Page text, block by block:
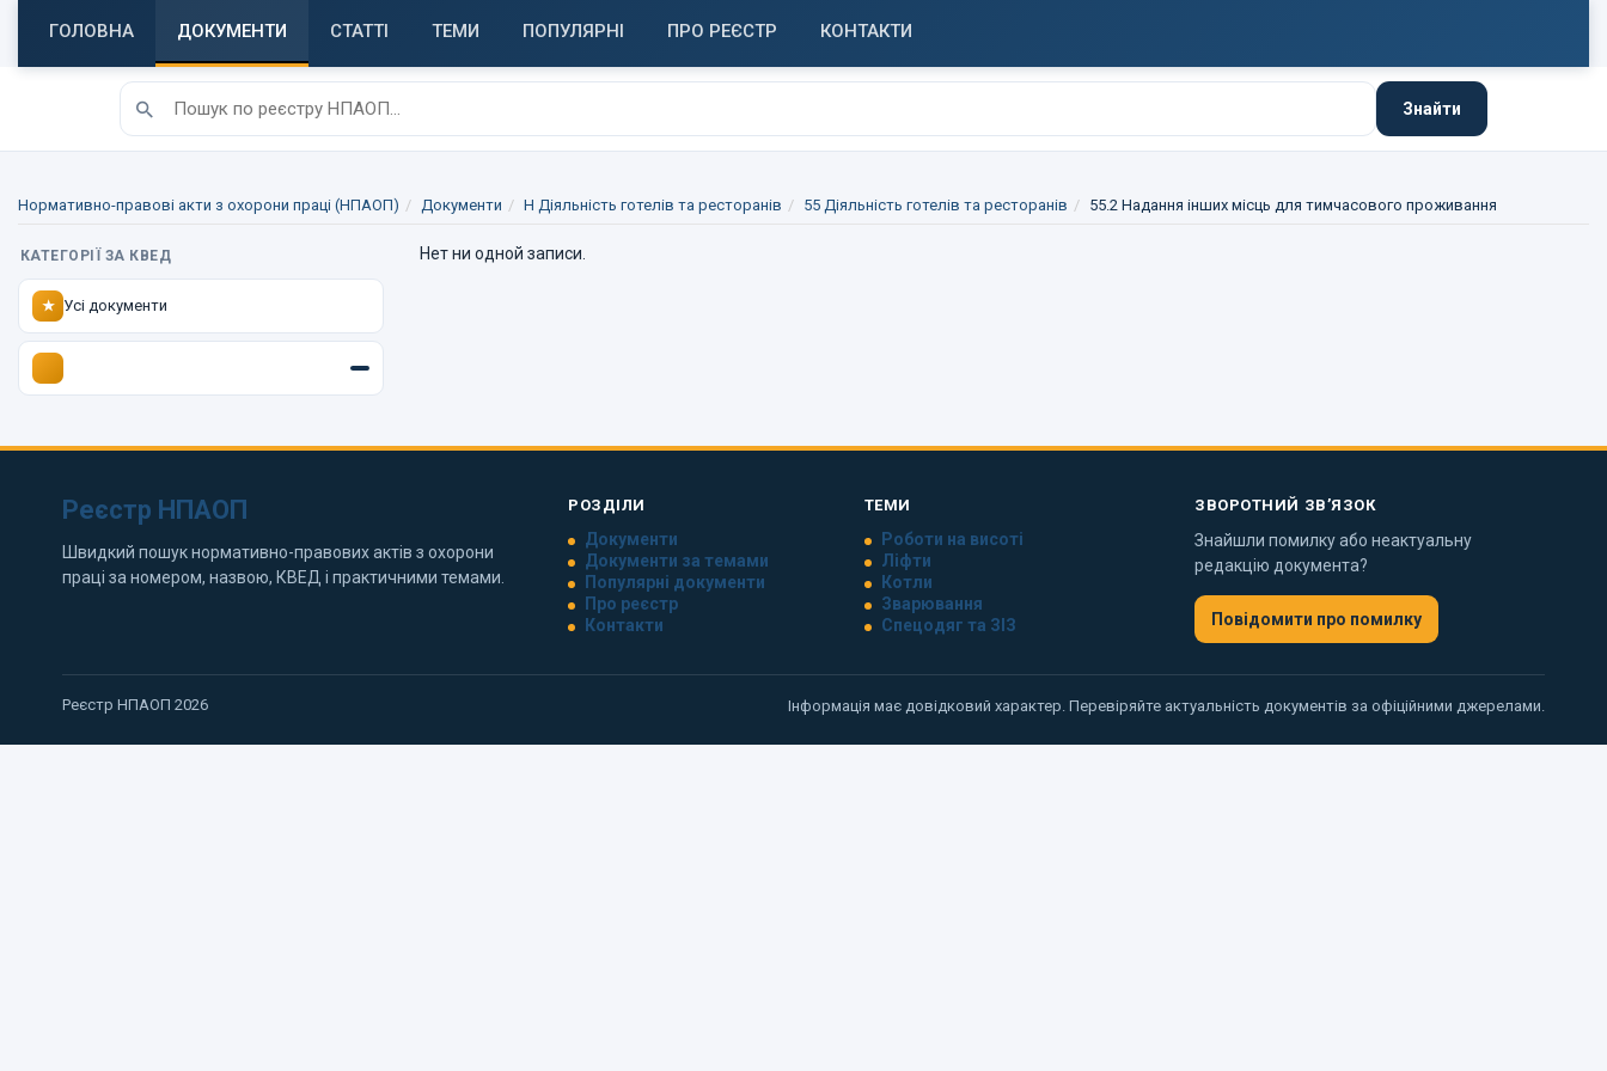
ГОЛОВНА ДОКУМЕНТИ СТАТТІ ТЕМИ ПОПУЛЯРНІ ПРО РЕЄСТР КОНТАКТИ
Знайти
Нормативно-правові акти з охорони праці (НПАОП) Документи H Діяльність готелів та ресторанів 55 Діяльність готелів та ресторанів 55.2 Надання інших місць для тимчасового проживання
КАТЕГОРІЇ ЗА КВЕД
★ Усі документи
Нет ни одной записи.
Реєстр НПАОП
Швидкий пошук нормативно-правових актів з охорони
праці за номером, назвою, КВЕД і практичними темами.
РОЗДІЛИ
Документи
Документи за темами
Популярні документи
Про реєстр
Контакти
ТЕМИ
Роботи на висоті
Ліфти
Котли
Зварювання
Спецодяг та ЗІЗ
ЗВОРОТНИЙ ЗВ’ЯЗОК
Знайшли помилку або неактуальну
редакцію документа?
Повідомити про помилку
Реєстр НПАОП 2026 Інформація має довідковий характер. Перевіряйте актуальність документів за офіційними джерелами.